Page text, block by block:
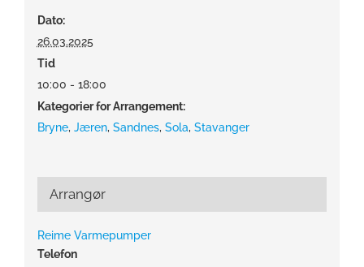
Dato:
26.03.2025
Tid
10:00 - 18:00
Kategorier for Arrangement:
Bryne, Jæren, Sandnes, Sola, Stavanger
Arrangør
Reime Varmepumper
Telefon